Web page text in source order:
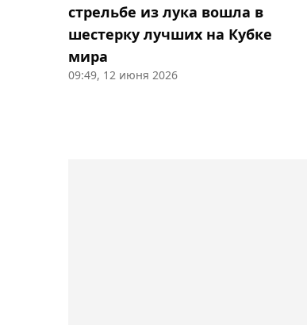
стрельбе из лука вошла в
шестерку лучших на Кубке
мира
09:49, 12 июня 2026